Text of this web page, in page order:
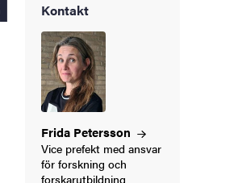
Kontakt
Frida Petersson
Vice prefekt med ansvar
för forskning och
forskarutbildning